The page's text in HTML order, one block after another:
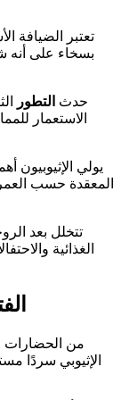
تعتبر الضيافة
بسخاء على
حدث التطور
الاستعمار
يولي الإثيوبيون
المعقدة حسب
تتخلل بعد
الغذائية
من الحضارات
الإثيوبي سردًا